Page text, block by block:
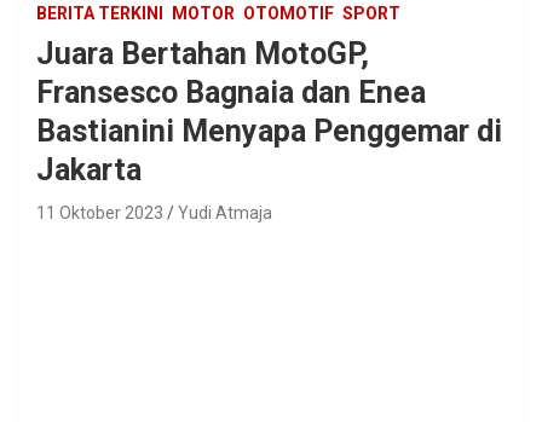
BERITA TERKINI MOTOR OTOMOTIF SPORT
Juara Bertahan MotoGP,
Fransesco Bagnaia dan Enea
Bastianini Menyapa Penggemar di
Jakarta
11 Oktober 2023 Yudi Atmaja